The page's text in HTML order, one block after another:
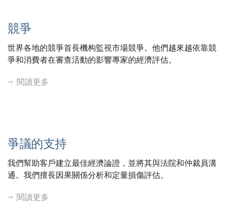
競爭
世界各地的競爭首長機构監視市場競爭。他們越來越依靠競
爭和消費者在審查活動的影響專家的經濟評估。
閱讀更多
爭議的支持
我們幫助客戶建立最佳經濟論證，並將其與法院和仲裁員溝
通。我們擅長因果關係分析和定量損傷評估。
閱讀更多